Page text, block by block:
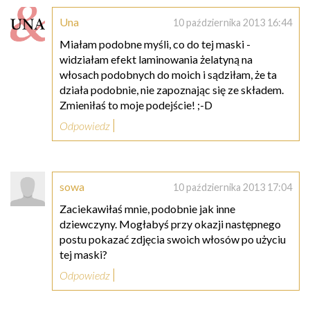
Una 10 października 2013 16:44
Miałam podobne myśli, co do tej maski -
widziałam efekt laminowania żelatyną na
włosach podobnych do moich i sądziłam, że ta
działa podobnie, nie zapoznając się ze składem.
Zmieniłaś to moje podejście! ;-D
Odpowiedz
sowa 10 października 2013 17:04
Zaciekawiłaś mnie, podobnie jak inne
dziewczyny. Mogłabyś przy okazji następnego
postu pokazać zdjęcia swoich włosów po użyciu
tej maski?
Odpowiedz